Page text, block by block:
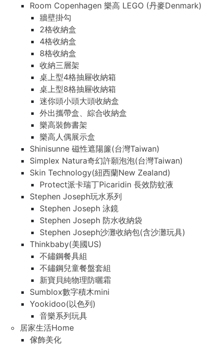
Room Copenhagen 樂高 LEGO (丹麥Denmark)
牆壁掛勾
2格收納盒
4格收納盒
8格收納盒
收納三層架
桌上型4格抽屜收納箱
桌上型8格抽屜收納箱
迷你頭小頭大頭收納盒
外出攜帶盒、綜合收納盒
樂高裝飾書架
樂高人偶展示盒
Shinisunne 磁性遮陽簾(台灣Taiwan)
Simplex Natura奇幻許願泡泡(台灣Taiwan)
Skin Technology(紐西蘭New Zealand)
Protect派卡瑞丁Picaridin 長效防蚊液
Stephen Joseph玩水系列
Stephen Joseph 泳鏡
Stephen Joseph 防水收納袋
Stephen Joseph沙灘收納包(含沙灘玩具)
Thinkbaby(美國US)
不鏽鋼餐具組
不鏽鋼兒童餐盤套組
新寶貝純物理防曬霜
Sumblox數字積木mini
Yookidoo(以色列)
音樂系列玩具
居家生活Home
傢飾美化